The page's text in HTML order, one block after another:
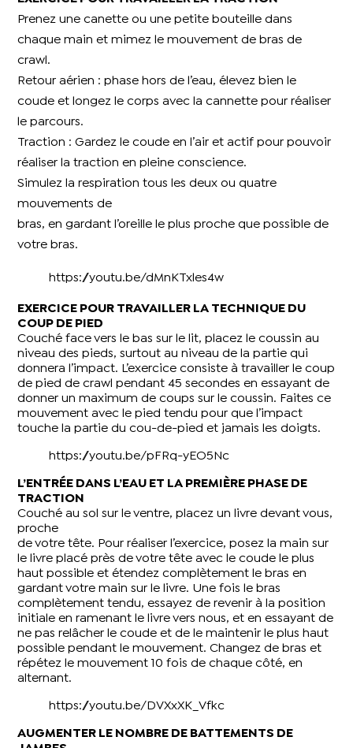
Prenez une canette ou une petite bouteille dans
chaque main et mimez le mouvement de bras de
crawl.
Retour aérien : phase hors de l’eau, élevez bien le
coude et longez le corps avec la cannette pour réaliser
le parcours.
Traction : Gardez le coude en l’air et actif pour pouvoir
réaliser la traction en pleine conscience.
Simulez la respiration tous les deux ou quatre
mouvements de
bras, en gardant l’oreille le plus proche que possible de
votre bras.
https://youtu.be/dMnKTxles4w
EXERCICE POUR TRAVAILLER LA TECHNIQUE DU
COUP DE PIED
Couché face vers le bas sur le lit, placez le coussin au
niveau des pieds, surtout au niveau de la partie qui
donnera l’impact. L’exercice consiste à travailler le coup
de pied de crawl pendant 45 secondes en essayant de
donner un maximum de coups sur le coussin. Faites ce
mouvement avec le pied tendu pour que l’impact
touche la partie du cou-de-pied et jamais les doigts.
https://youtu.be/pFRq-yEO5Nc
L’ENTRÉE DANS L’EAU ET LA PREMIÈRE PHASE DE
TRACTION
Couché au sol sur le ventre, placez un livre devant vous,
proche
de votre tête. Pour réaliser l’exercice, posez la main sur
le livre placé près de votre tête avec le coude le plus
haut possible et étendez complètement le bras en
gardant votre main sur le livre. Une fois le bras
complètement tendu, essayez de revenir à la position
initiale en ramenant le livre vers nous, et en essayant de
ne pas relâcher le coude et de le maintenir le plus haut
possible pendant le mouvement. Changez de bras et
répétez le mouvement 10 fois de chaque côté, en
alternant.
https://youtu.be/DVXxXK_Vfkc
AUGMENTER LE NOMBRE DE BATTEMENTS DE